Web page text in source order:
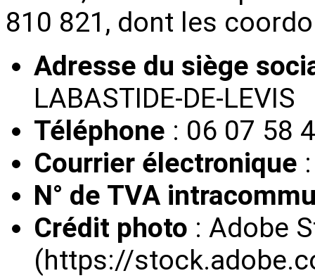
810 821, dont les
Adresse du siège
LABASTIDE-DE-LEVIS
Téléphone : 06 07 58
Courrier électronique
N° de TVA
Crédit photo : Adobe
(https://